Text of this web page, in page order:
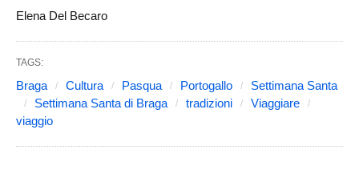
Elena Del Becaro
TAGS:
Braga Cultura Pasqua Portogallo
Settimana Santa
Settimana Santa di Braga
tradizioni
Viaggiare
viaggio